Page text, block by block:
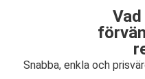
Snabba, enkla och